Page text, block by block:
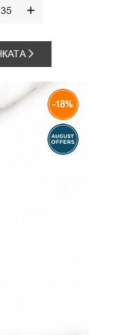
-18%